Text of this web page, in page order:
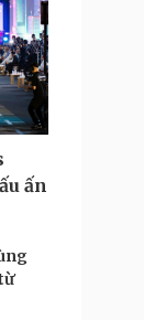
ấn